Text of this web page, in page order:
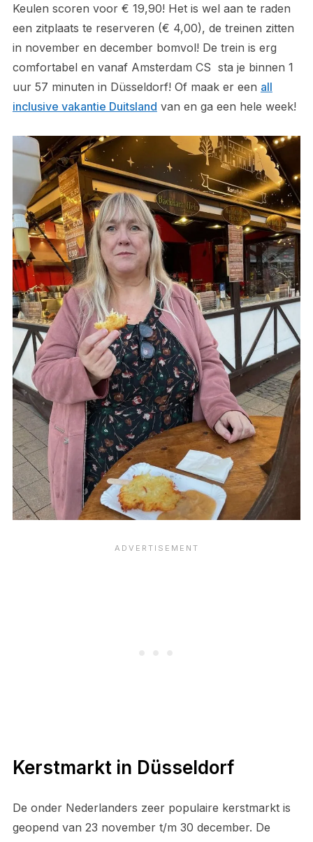
Keulen scoren voor € 19,90! Het is wel aan te raden
een zitplaats te reserveren (€ 4,00), de treinen zitten
in november en december bomvol! De trein is erg
comfortabel en vanaf Amsterdam CS sta je binnen 1
uur 57 minuten in Düsseldorf! Of maak er een all
inclusive vakantie Duitsland van en ga een hele week!
Kerstmarkt in Düsseldorf
De onder Nederlanders zeer populaire kerstmarkt is
geopend van 23 november t/m 30 december. De